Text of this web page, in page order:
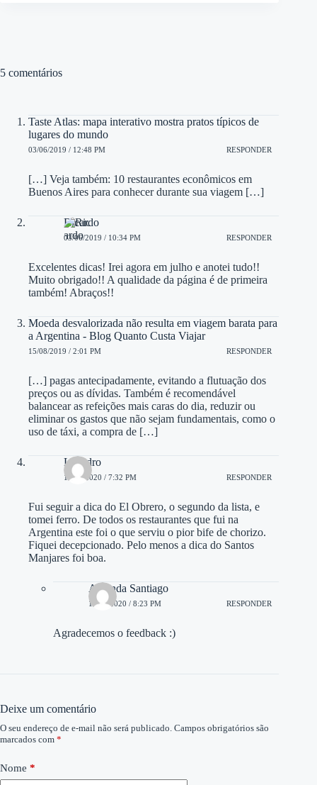
5 comentários
Taste Atlas: mapa interativo mostra pratos típicos de
lugares do mundo
03/06/2019 / 12:48 PM RESPONDER
[…] Veja também: 10 restaurantes econômicos em
Buenos Aires para conhecer durante sua viagem […]
Ricardo
03/06/2019 / 10:34 PM RESPONDER
Excelentes dicas! Irei agora em julho e anotei tudo!!
Muito obrigado!! A qualidade da página é de primeira
também! Abraços!!
Moeda desvalorizada não resulta em viagem barata para
a Argentina - Blog Quanto Custa Viajar
15/08/2019 / 2:01 PM RESPONDER
[…] pagas antecipadamente, evitando a flutuação dos
preços ou as dívidas. Também é recomendável
balancear as refeições mais caras do dia, reduzir ou
eliminar os gastos que não sejam fundamentais, como o
uso de táxi, a compra de […]
Leandro
14/01/2020 / 7:32 PM RESPONDER
Fui seguir a dica do El Obrero, o segundo da lista, e
tomei ferro. De todos os restaurantes que fui na
Argentina este foi o que serviu o pior bife de chorizo.
Fiquei decepcionado. Pelo menos a dica do Santos
Manjares foi boa.
Amanda Santiago
16/01/2020 / 8:23 PM RESPONDER
Agradecemos o feedback :)
Deixe um comentário
O seu endereço de e-mail não será publicado. Campos obrigatórios são
marcados com *
Nome *